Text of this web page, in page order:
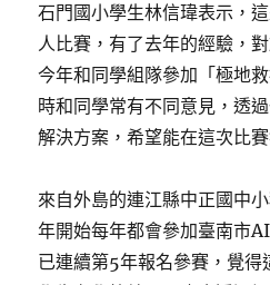
石門國小學生林信瑋表示，
人比賽，有了去年的經驗，
今年和同學組隊參加「極地
時和同學常有不同意見，透
解決方案，希望能在這次比
來自外島的連江縣中正國中
年開始每年都會參加臺南市
已連續第5年報名參賽，覺